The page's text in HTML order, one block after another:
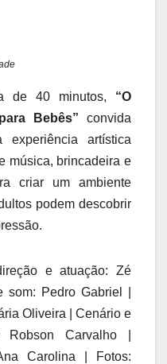
de 40 minutos, “O
Bebês” convida
artística
música, brincadeira e
criar um ambiente
podem descobrir
e atuação: Zé
Pedro Gabriel |
Oliveira | Cenário e
Carvalho |
Carolina | Fotos: